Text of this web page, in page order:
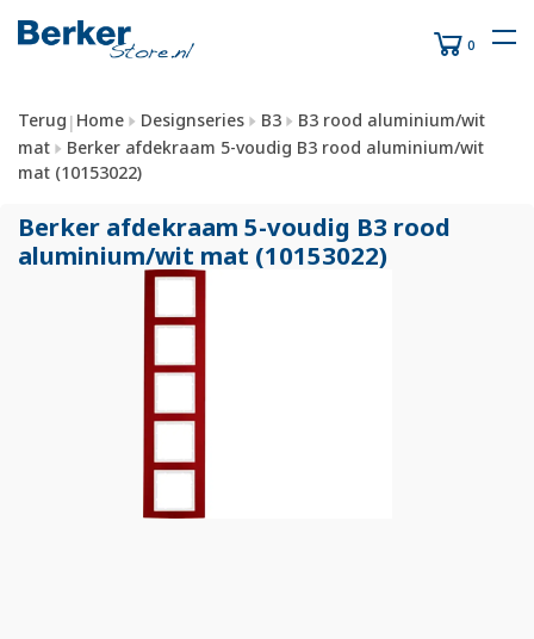
0
Terug | Home Designseries B3
B3 rood aluminium/wit
mat
Berker afdekraam 5-voudig B3 rood aluminium/wit
mat (10153022)
Berker afdekraam 5-voudig B3 rood
aluminium/wit mat (10153022)